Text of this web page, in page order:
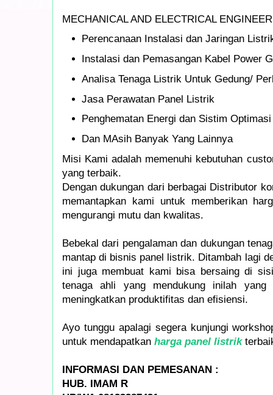
MECHANICAL AND ELECTRICAL
Perencanaan Instalasi dan Jaringan
Instalasi dan Pemasangan Kabel Power
Analisa Tenaga Listrik Untuk Gedung/
Jasa Perawatan Panel Listrik
Penghematan Energi dan Sistim
Dan MAsih Banyak Yang Lainnya
Misi Kami adalah memenuhi kebutuhan
yang terbaik.
Dengan dukungan dari berbagai Distributor
memantapkan kami untuk memberikan
mengurangi mutu dan kwalitas.
Bebekal dari pengalaman dan dukungan
mantap di bisnis panel listrik. Ditambah lagi
ini juga membuat kami bisa bersaing di
tenaga ahli yang mendukung inilah
meningkatkan produktifitas dan efisiensi.
Ayo tunggu apalagi segera kunjungi
untuk mendapatkan harga panel listrik
INFORMASI DAN PEMESANAN :
HUB. IMAM R